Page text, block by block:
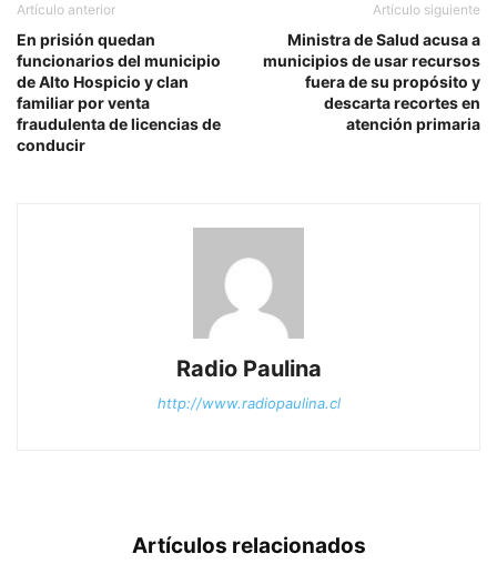
Artículo anterior
En prisión quedan
funcionarios del municipio
de Alto Hospicio y clan
familiar por venta
fraudulenta de licencias de
conducir
Artículo siguiente
Ministra de Salud acusa a
municipios de usar recursos
fuera de su propósito y
descarta recortes en
atención primaria
Radio Paulina
http://www.radiopaulina.cl
Artículos relacionados